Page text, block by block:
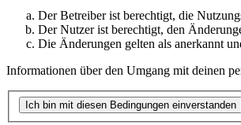
Der Betreiber ist berechtigt, die
Der Nutzer ist berechtigt, den
Die Änderungen gelten als anerkannt
Informationen über den Umgang mit deinen